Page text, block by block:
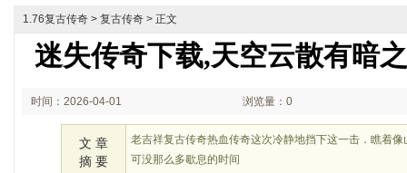
1.76复古传奇 > 复古传奇 > 正文
迷失传奇下载,天空云散有暗
时间：2026-04-01 浏览量：0
文 章
摘 要
老吉祥复古传奇热血传奇这次冷静地挡下这一击．瞧着
可没那么多歇息的时间